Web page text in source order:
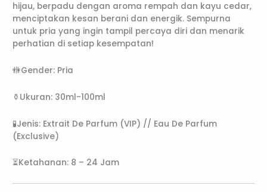
hijau, berpadu dengan aroma rempah dan kayu cedar,
menciptakan kesan berani dan energik. Sempurna
untuk pria yang ingin tampil percaya diri dan menarik
perhatian di setiap kesempatan!
🚻Gender: Pria
⚱️Ukuran: 30ml-100ml
🧪Jenis: Extrait De Parfum (VIP) // Eau De Parfum
(Exclusive)
⏳Ketahanan: 8 – 24 Jam